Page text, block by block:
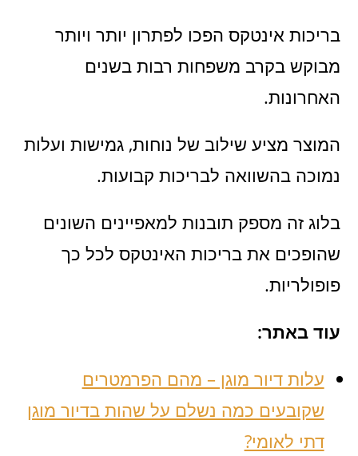
בריכות אינטקס הפכו לפתרון יותר ויותר
מבוקש בקרב משפחות רבות בשנים
האחרונות.
המוצר מציע שילוב של נוחות, גמישות ועלות
נמוכה בהשוואה לבריכות קבועות.
בלוג זה מספק תובנות למאפיינים השונים
שהופכים את בריכות האינטקס לכל כך
פופולריות.
עוד באתר:
עלות דיור מוגן – מהם הפרמטרים
שקובעים כמה נשלם על שהות בדיור מוגן
דתי לאומי?